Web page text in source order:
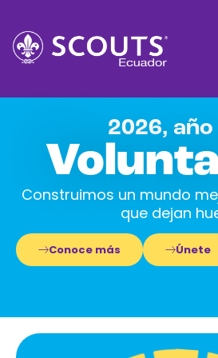
2026, año
Construimos un mundo
que dejan
Conoce más Únete